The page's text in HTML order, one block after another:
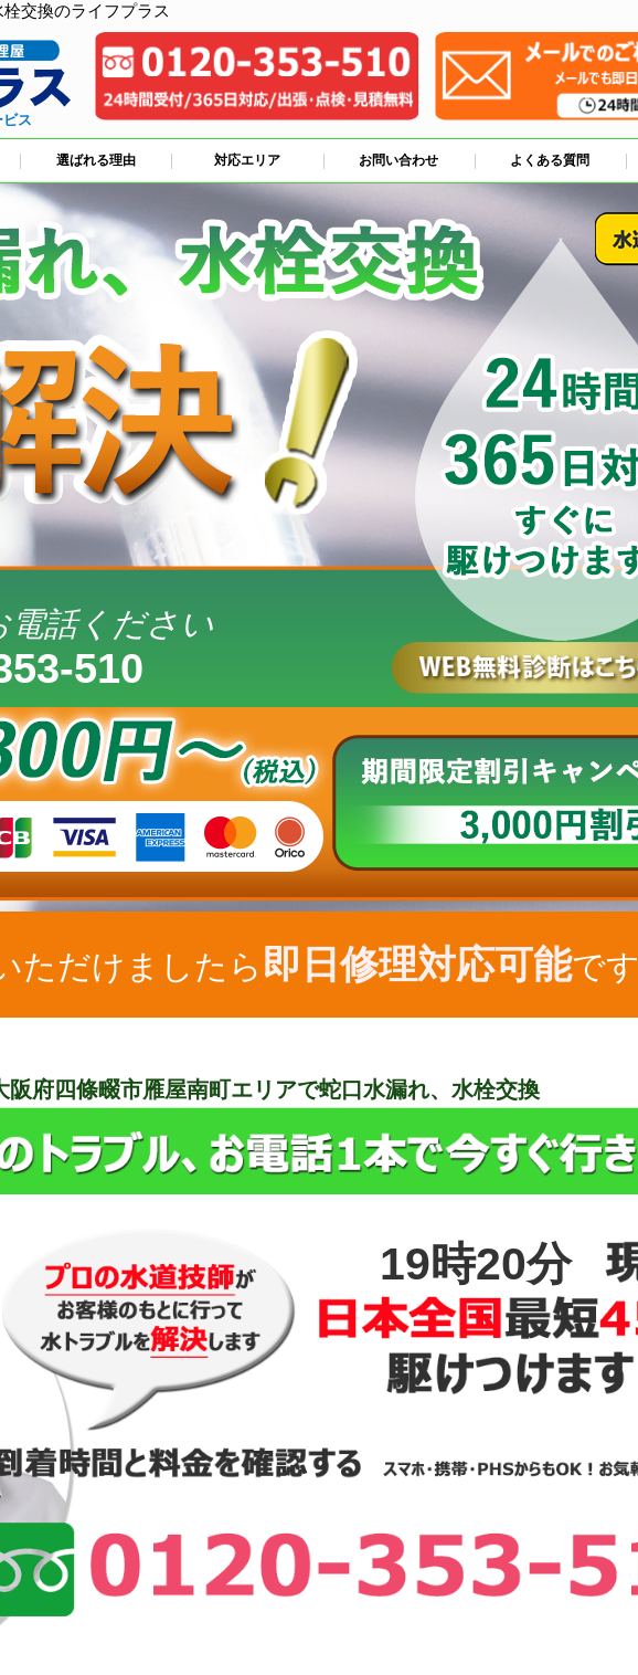
交換のライフプラス
ス
選ばれる理由 対応エリア お問い合わせ よくある質問
話ください
510
ただけましたら 即日修理対応可能です
阪府四條畷市雁屋南町エリアで蛇口水漏れ、水栓交換
19時20分